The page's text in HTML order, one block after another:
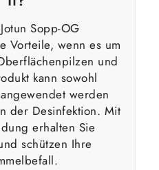
Sopp-OG
Vorteile, wenn es um
und
kann sowohl
werden
der Desinfektion. Mit
erhalten Sie
schützen Ihre